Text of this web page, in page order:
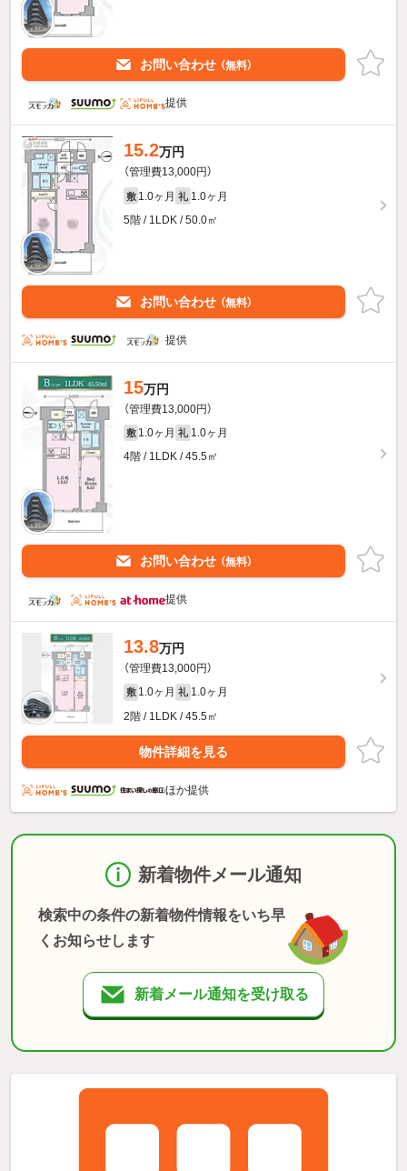
お問い合わせ （無料）
提供
15.2万円
（管理費13,000円）
敷 1.0ヶ月 礼 1.0ヶ月
5階 / 1LDK / 50.0㎡
お問い合わせ （無料）
提供
15万円
（管理費13,000円）
敷 1.0ヶ月 礼 1.0ヶ月
4階 / 1LDK / 45.5㎡
お問い合わせ （無料）
提供
13.8万円
（管理費13,000円）
敷 1.0ヶ月 礼 1.0ヶ月
2階 / 1LDK / 45.5㎡
物件詳細を見る
ほか提供
新着物件メール通知
検索中の条件の新着物件情報をいち早
くお知らせします
新着メール通知を受け取る